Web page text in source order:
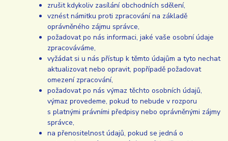
zrušit kdykoliv zasílání obchodních sdělení,
vznést námitku proti zpracování na základě
oprávněného zájmu správce,
požadovat po nás informaci, jaké vaše osobní údaje
zpracováváme,
vyžádat si u nás přístup k těmto údajům a tyto nechat
aktualizovat nebo opravit, popřípadě požadovat
omezení zpracování,
požadovat po nás výmaz těchto osobních údajů,
výmaz provedeme, pokud to nebude v rozporu
s platnými právními předpisy nebo oprávněnými zájmy
správce,
na přenositelnost údajů, pokud se jedná o